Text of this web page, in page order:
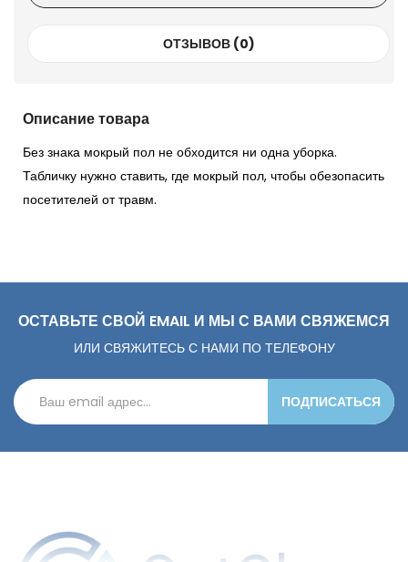
ОТЗЫВОВ (0)
Описание товара
Без знака мокрый пол не обходится ни одна уборка.
Табличку нужно ставить, где мокрый пол, чтобы обезопасить
посетителей от травм.
ОСТАВЬТЕ СВОЙ EMAIL И МЫ С ВАМИ СВЯЖЕМСЯ
ИЛИ СВЯЖИТЕСЬ С НАМИ ПО ТЕЛЕФОНУ
ПОДПИСАТЬСЯ